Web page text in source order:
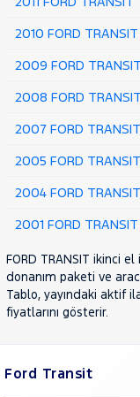
CUSTOM
ISUZU
Iveco
Jaecoo
KIA
LANCIA
BENZ
MINI
2010 FORD TRANSIT
2009 FORD TRANSIT
2008 FORD TRANSIT
2007 FORD TRANSIT
2005 FORD TRANSIT
2004 FORD TRANSIT
2001 FORD TRANSIT
FORD TRANSIT ikinci
donanım paketi ve
Tablo, yayındaki aktif
fiyatlarını gösterir.
Ford Transit